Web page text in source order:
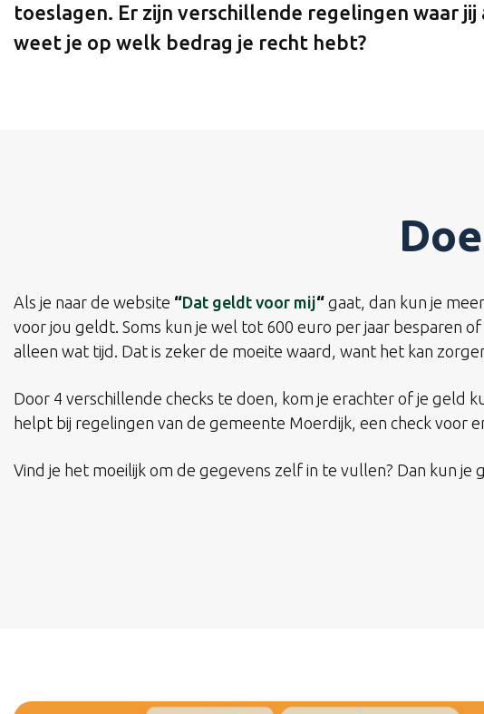
toeslagen. Er zijn verschillende regelingen waar
weet je op welk bedrag je recht hebt?
Als je naar de website “Dat geldt voor mij“ gaat, dan kun je
voor jou geldt. Soms kun je wel tot 600 euro per jaar besparen
alleen wat tijd. Dat is zeker de moeite waard, want het kan
Door 4 verschillende checks te doen, kom je erachter of je geld
helpt bij regelingen van de gemeente Moerdijk, een check voor
Vind je het moeilijk om de gegevens zelf in te vullen? Dan kun